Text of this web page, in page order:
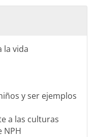
la vida
y ser ejemplos
a las culturas
NPH